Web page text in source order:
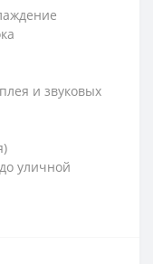
и звуковых
уличной